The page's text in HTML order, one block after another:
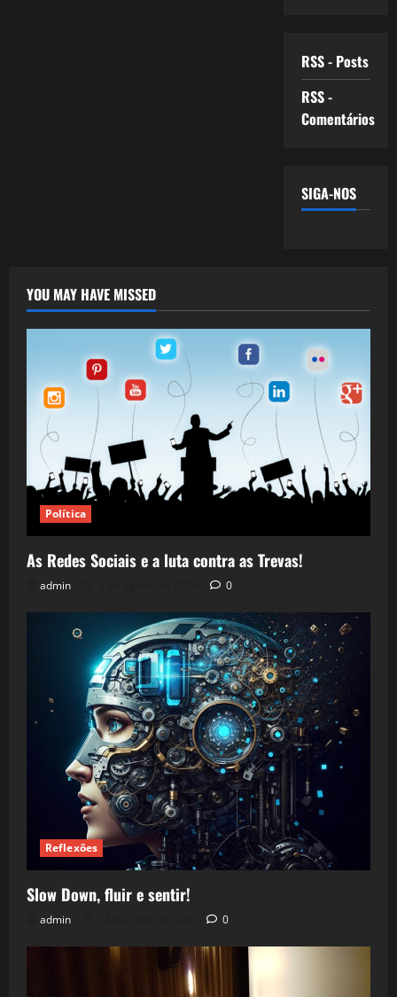
RSS - Posts
RSS -
Comentários
SIGA-NOS
YOU MAY HAVE MISSED
Política
As Redes Sociais e a luta contra as Trevas!
admin 0
Reflexões
Slow Down, fluir e sentir!
admin 0